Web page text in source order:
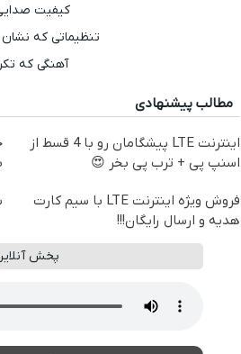
کیفیت
تنظیماتی که نشان
آهنگی که
مطالب پیشنهادی
اینترنت LTE پیشگامان رو با 4 قسط از
اسنپ پی + ترب پی بخر 😍
فروش ویژه اینترنت LTE با سیم کارت
هدیه و ارسال رایگان!!!
پخش